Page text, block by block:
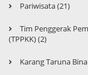
Pariwisata (21)
Tim Penggerak
(TPPKK) (2)
Karang Taruna